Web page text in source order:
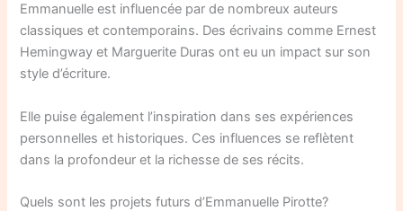
Emmanuelle est influencée par de nombreux auteurs
classiques et contemporains. Des écrivains comme Ernest
Hemingway et Marguerite Duras ont eu un impact sur son
style d’écriture.
Elle puise également l’inspiration dans ses expériences
personnelles et historiques. Ces influences se reflètent
dans la profondeur et la richesse de ses récits.
Quels sont les projets futurs d’Emmanuelle Pirotte?